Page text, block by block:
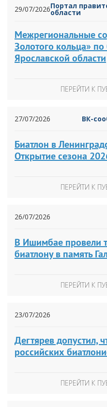
29/07/2026Портал
области
Межрегиональные
Золотого кольца»
Ярославской области
ПЕРЕЙТИ К
27/07/2026 ВК-
Биатлон в
Открытие сезона
ПЕРЕЙТИ К
26/07/2026
В Ишимбае провели
биатлону в память
ПЕРЕЙТИ К
23/07/2026
Дегтярев допустил,
российских
ПЕРЕЙТИ К